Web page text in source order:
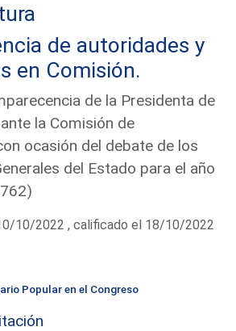
de autoridades y
en Comisión.
de la Presidenta de
la Comisión de
ocasión del debate de los
del Estado para el año
10/2022 , calificado el 18/10/2022
Popular en el Congreso